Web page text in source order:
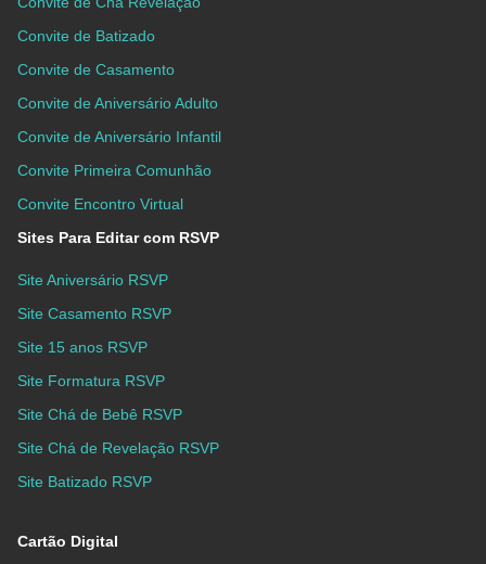
Convite de Batizado
Convite de Casamento
Convite de Aniversário Adulto
Convite de Aniversário Infantil
Convite Primeira Comunhão
Convite Encontro Virtual
Sites Para Editar com RSVP
Site Aniversário RSVP
Site Casamento RSVP
Site 15 anos RSVP
Site Formatura RSVP
Site Chá de Bebê RSVP
Site Chá de Revelação RSVP
Site Batizado RSVP
Cartão Digital